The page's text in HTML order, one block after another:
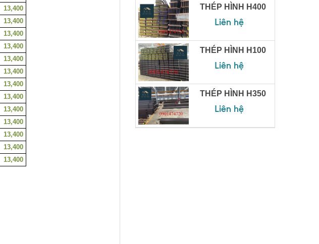
13,400
13,400
13,400
13,400
13,400
13,400
13,400
13,400
13,400
13,400
13,400
13,400
13,400
THÉP HÌNH H400
Liên hệ
THÉP HÌNH H100
Liên hệ
THÉP HÌNH H350
Liên hệ